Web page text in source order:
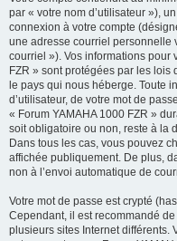
par « votre nom d’utilisateur »),
connexion à votre compte
une adresse courriel personnelle
courriel »). Vos informations pour
FZR » sont protégées par les
le pays qui nous héberge. Toute
d’utilisateur, de votre mot de
« Forum YAMAHA 1000 FZR »
soit obligatoire ou non, reste à la
Dans tous les cas, vous pouvez
affichée publiquement. De plus,
non à l’envoi automatique de
Votre mot de passe est crypté
Cependant, il est recommandé
plusieurs sites Internet différents.